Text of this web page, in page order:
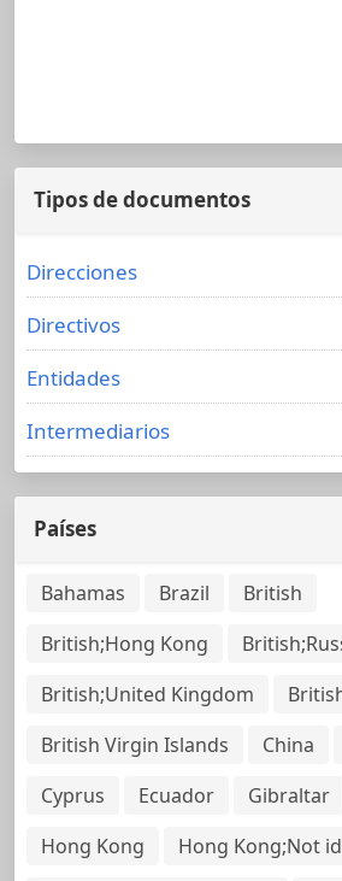
Tipos de documentos
Direcciones
Directivos
Entidades
Intermediarios
Países
Bahamas Brazil
British
British;Hong Kong
British;United Kingdom
British Virgin Islands
China
Cyprus
Ecuador Gibraltar
Hong Kong
Hong Kong;Not